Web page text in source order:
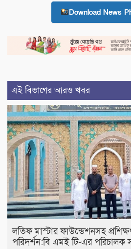
Download News
এই বিভাগের আরও খবর
লতিফ মাস্টার ফাউন্ডেশনসহ
পরিদর্শন:বি এমই টি-এর পরিচালক